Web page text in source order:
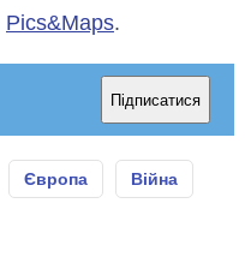
Pics&Maps.
Підписатися
Європа Війна